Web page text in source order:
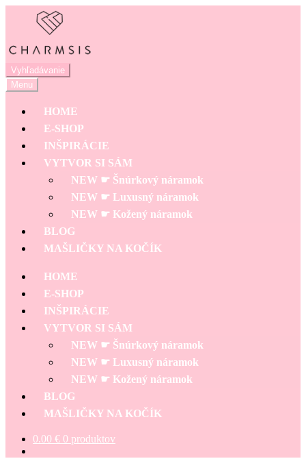
Preskočiť
navigáciu
Preskočiť
Hľadať:
Vyhľadávanie
Menu
HOME
E-SHOP
INŠPIRÁCIE
VYTVOR SI SÁM
NEW ☛ Šnúrkový náramok
NEW ☛ Luxusný náramok
NEW ☛ Kožený náramok
BLOG
MAŠLIČKY NA KOČÍK
HOME
E-SHOP
INŠPIRÁCIE
VYTVOR SI SÁM
NEW ☛ Šnúrkový náramok
NEW ☛ Luxusný náramok
NEW ☛ Kožený náramok
BLOG
MAŠLIČKY NA KOČÍK
0.00 € 0 produktov